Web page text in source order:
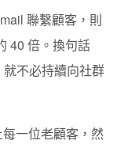
聯繫顧客，則
40 倍。換句話
不必持續向社群
一位老顧客，然